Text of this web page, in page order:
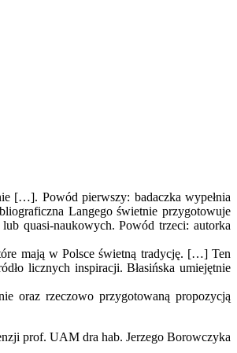
[…]. Powód pierwszy: badaczka wypełnia
Langego świetnie przygotowuje
quasi-naukowych. Powód trzeci: autorka
mają w Polsce świetną tradycję. […] Ten
licznych inspiracji. Błasińska umiejętnie
oraz rzeczowo przygotowaną propozycją
prof. UAM dra hab. Jerzego Borowczyka